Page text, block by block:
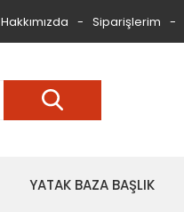
Hakkımızda Siparişlerim
YATAK BAZA BAŞLIK